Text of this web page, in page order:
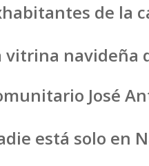
de la
vitrina navideña
José
está solo en